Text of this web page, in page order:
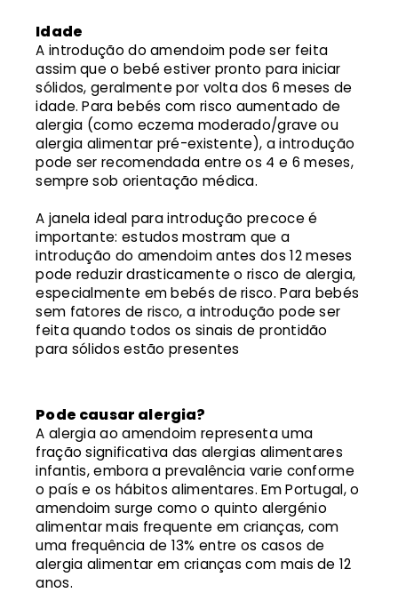
Idade
A introdução do amendoim pode ser feita
assim que o bebé estiver pronto para iniciar
sólidos, geralmente por volta dos 6 meses de
idade. Para bebés com risco aumentado de
alergia (como eczema moderado/grave ou
alergia alimentar pré-existente), a introdução
pode ser recomendada entre os 4 e 6 meses,
sempre sob orientação médica.
A janela ideal para introdução precoce é
importante: estudos mostram que a
introdução do amendoim antes dos 12 meses
pode reduzir drasticamente o risco de alergia,
especialmente em bebés de risco. Para bebés
sem fatores de risco, a introdução pode ser
feita quando todos os sinais de prontidão
para sólidos estão presentes
Pode causar alergia?
A alergia ao amendoim representa uma
fração significativa das alergias alimentares
infantis, embora a prevalência varie conforme
o país e os hábitos alimentares. Em Portugal, o
amendoim surge como o quinto alergénio
alimentar mais frequente em crianças, com
uma frequência de 13% entre os casos de
alergia alimentar em crianças com mais de 12
anos.